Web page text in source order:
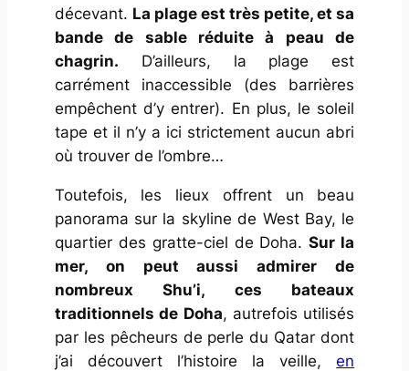
décevant. La plage est très petite, et sa
bande de sable réduite à peau de
chagrin. D’ailleurs, la plage est
carrément inaccessible (des barrières
empêchent d’y entrer). En plus, le soleil
tape et il n’y a ici strictement aucun abri
où trouver de l’ombre…
Toutefois, les lieux offrent un beau
panorama sur la skyline de West Bay, le
quartier des gratte-ciel de Doha.Sur la
mer, on peut aussi admirer de
nombreux Shu’i, ces bateaux
traditionnels de Doha, autrefois utilisés
par les pêcheurs de perle du Qatar dont
j’ai découvert l’histoire la veille,en